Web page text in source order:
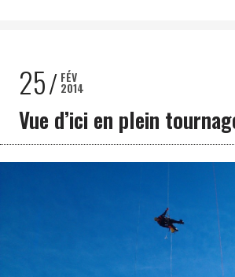
25 FÉV
2014
Vue d’ici en plein